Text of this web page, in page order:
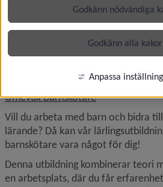
barnskötare
Umevux Barnskötare
Vill du arbeta med barn och bidra
lärande? Då kan vår
barnskötare vara något för dig!
Denna utbildning kombinerar teori
en arbetsplats, där du får
Godkänn nödvändiga
Godkänn alla kakor
Anpassa